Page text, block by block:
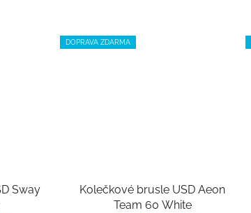
Sway
DOPRAVA ZDARMA
Kolečkové brusle USD Aeon
Team 60 White